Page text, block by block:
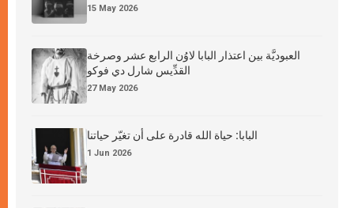
15 May 2026
العبوديَّة بين اعتذار البابا لاوُن الرابع عشر وصرخة
القدِّيس شارل دي فوكو
27 May 2026
البابا: حياة الله قادرة على أن تغيّر حياتنا
1 Jun 2026